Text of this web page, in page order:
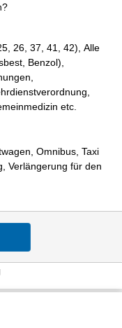
26, 37, 41, 42), Alle
Benzol),
etc.
Omnibus, Taxi